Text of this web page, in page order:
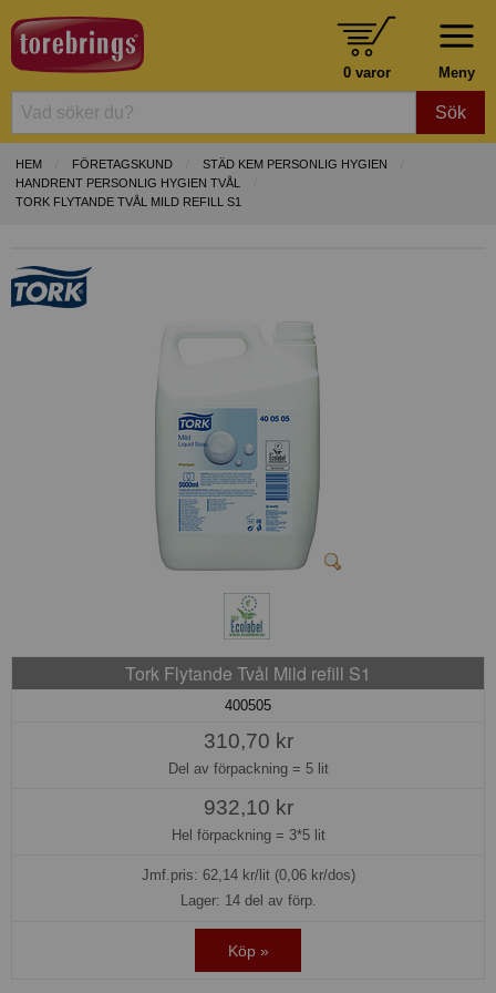
Meny
0 varor
Sök
HEM FÖRETAGSKUND
STÄD KEM PERSONLIG HYGIEN
HANDRENT PERSONLIG HYGIEN TVÅL
TORK FLYTANDE TVÅL MILD REFILL S1
Tork Flytande Tvål Mild refill S1
400505
310,70 kr
Del av förpackning = 5 lit
932,10 kr
Hel förpackning = 3*5 lit
Jmf.pris: 62,14kr/lit (0,06 kr/dos)
Lager: 14 del av förp.
Köp »